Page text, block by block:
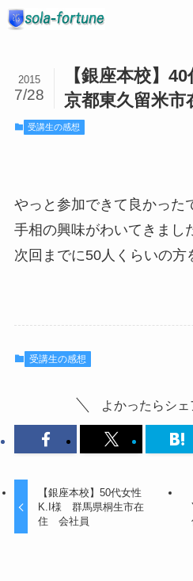
【銀座本校】
京都東久留米
2015
7/28
受講生の感想
やっと参加できて良かった
手相の興味がわいてきまし
次回までに50人くらいの方
受講生の感想
よかったらシェ
【銀座本校】50代女性
K.I様 群馬県桐生市在
住 会社員